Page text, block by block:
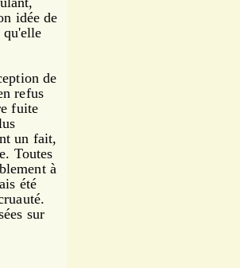
idée de
qu'elle
de
refus
fuite
un fait,
Toutes
à
été
sur